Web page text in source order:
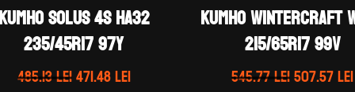
Kumho SOLUS 4S HA32
235/45R17 97Y
485.13leiPrețul
471.48leiPrețul
Kumho WINTERCRAFT
215/65R17 99V
545.77leiPrețul
507.57lei